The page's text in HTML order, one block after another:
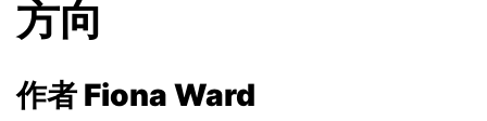
方向
作者 Fiona Ward